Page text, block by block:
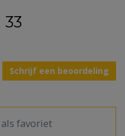
Schrijf een beoordeling
favoriet